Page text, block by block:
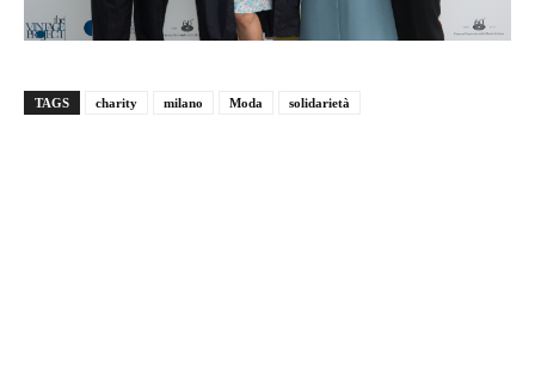
TAGS charity milano Moda solidarietà